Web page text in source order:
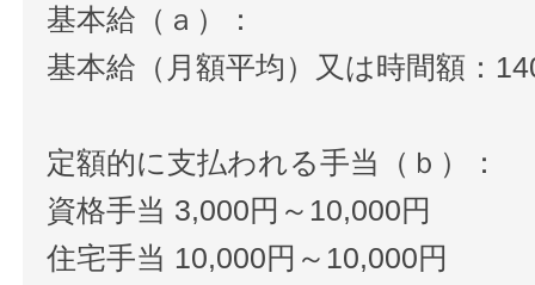
基本給（ａ）：
基本給（月額平均）又は時間額：
定額的に支払われる手当（ｂ）：
資格手当 3,000円～10,000円
住宅手当 10,000円～10,000円